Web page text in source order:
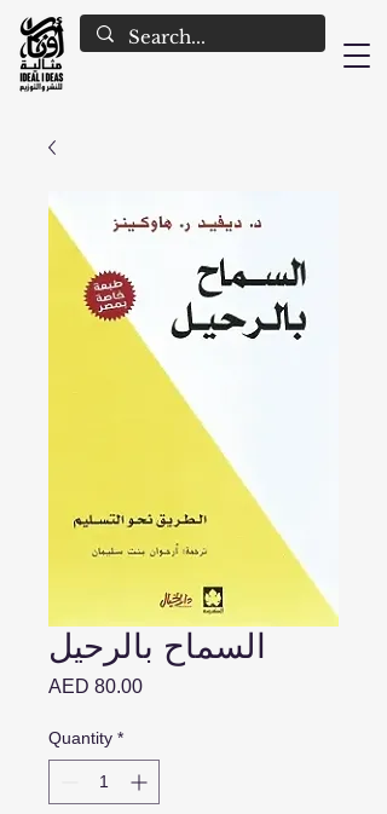
السماح بالرحيل
AED 80.00Price
Quantity *